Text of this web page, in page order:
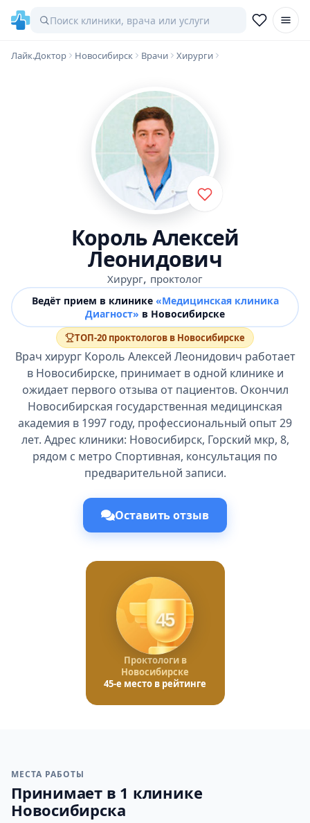
Лайк.Доктор Новосибирск Врачи Хирурги
Король Алексей
Леонидович
Хирург, проктолог
Ведёт прием в клинике «Медицинская клиника
Диагност» в Новосибирске
ТОП-20 проктологов в Новосибирске
Врач хирург Король Алексей Леонидович работает
в Новосибирске, принимает в одной клинике и
ожидает первого отзыва от пациентов. Окончил
Новосибирская государственная медицинская
академия в 1997 году, профессиональный опыт 29
лет. Адрес клиники: Новосибирск, Горский мкр, 8,
рядом с метро Спортивная, консультация по
предварительной записи.
Оставить отзыв
45
Проктологи в
Новосибирске
45-е место в рейтинге
МЕСТА РАБОТЫ
Принимает в 1 клинике
Новосибирска